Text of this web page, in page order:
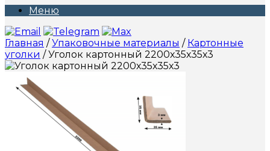
Меню
Главная /Упаковочные материалы / Картонные
уголки / Уголок картонный 2200х35х35х3